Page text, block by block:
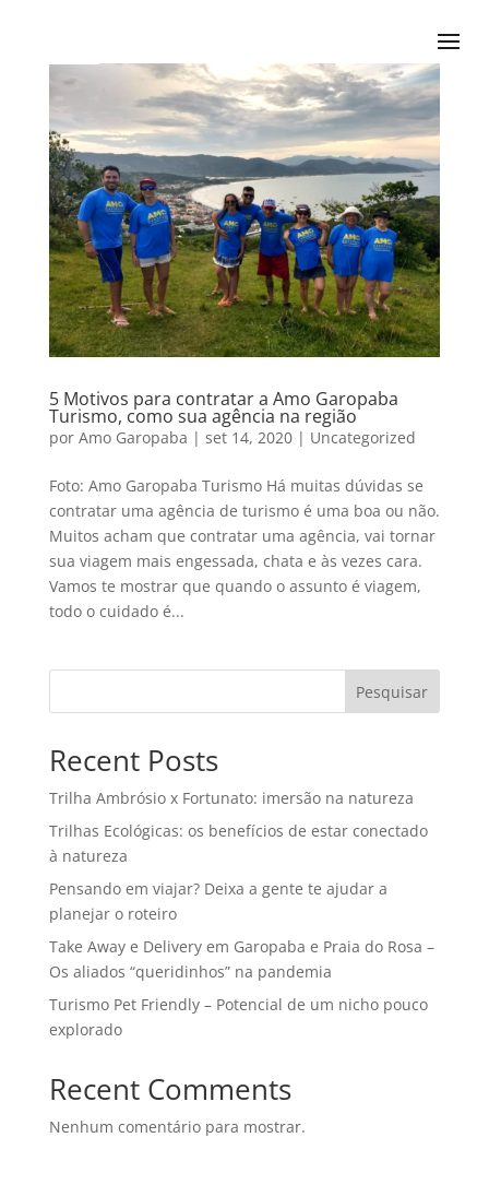
5 Motivos para contratar a Amo Garopaba
Turismo, como sua agência na região
por Amo Garopaba | set 14, 2020| Uncategorized
Foto: Amo Garopaba Turismo Há muitas dúvidas se
contratar uma agência de turismo é uma boa ou não.
Muitos acham que contratar uma agência, vai tornar
sua viagem mais engessada, chata e às vezes cara.
Vamos te mostrar que quando o assunto é viagem,
todo o cuidado é...
Pesquisar
Recent Posts
Trilha Ambrósio x Fortunato: imersão na natureza
Trilhas Ecológicas: os benefícios de estar conectado
à natureza
Pensando em viajar? Deixa a gente te ajudar a
planejar o roteiro
Take Away e Delivery em Garopaba e Praia do Rosa –
Os aliados “queridinhos” na pandemia
Turismo Pet Friendly – Potencial de um nicho pouco
explorado
Recent Comments
Nenhum comentário para mostrar.